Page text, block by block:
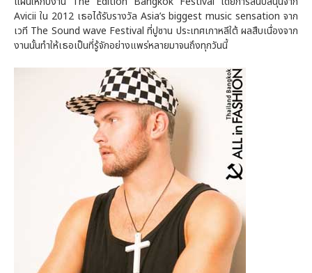
Avicii ใน 2012 เธอได้รับรางวัล Asia’s biggest music sensation จาก
เวที The Sound wave Festival ที่ปูซาน ประเทศเกาหลีใต้ ผลสืบเนื่องจาก
งานนั้นทำให้เธอเป็นที่รู้จักอย่างแพร่หลายมาจนถึงทุกวันนี้